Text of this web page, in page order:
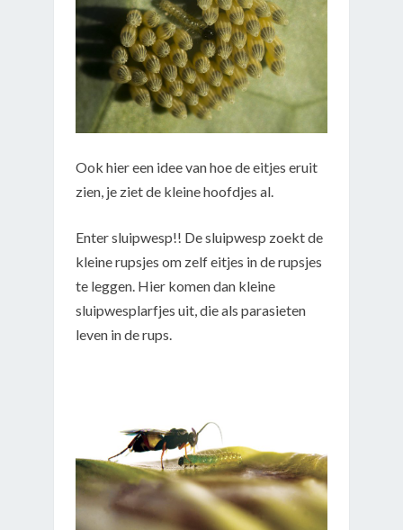
Ook hier een idee van hoe de eitjes eruit
zien, je ziet de kleine hoofdjes al.
Enter sluipwesp!! De sluipwesp zoekt de
kleine rupsjes om zelf eitjes in de rupsjes
te leggen. Hier komen dan kleine
sluipwesplarfjes uit, die als parasieten
leven in de rups.